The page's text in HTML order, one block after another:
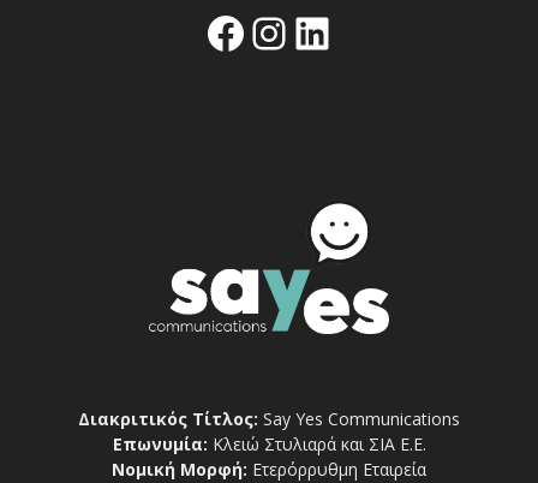
Facebook
Instagram
Linkedin
Διακριτικός Τίτλος: Say Yes Communications
Επωνυμία: Κλειώ Στυλιαρά και ΣΙΑ Ε.Ε.
Νομική Μορφή: Ετερόρρυθμη Εταιρεία